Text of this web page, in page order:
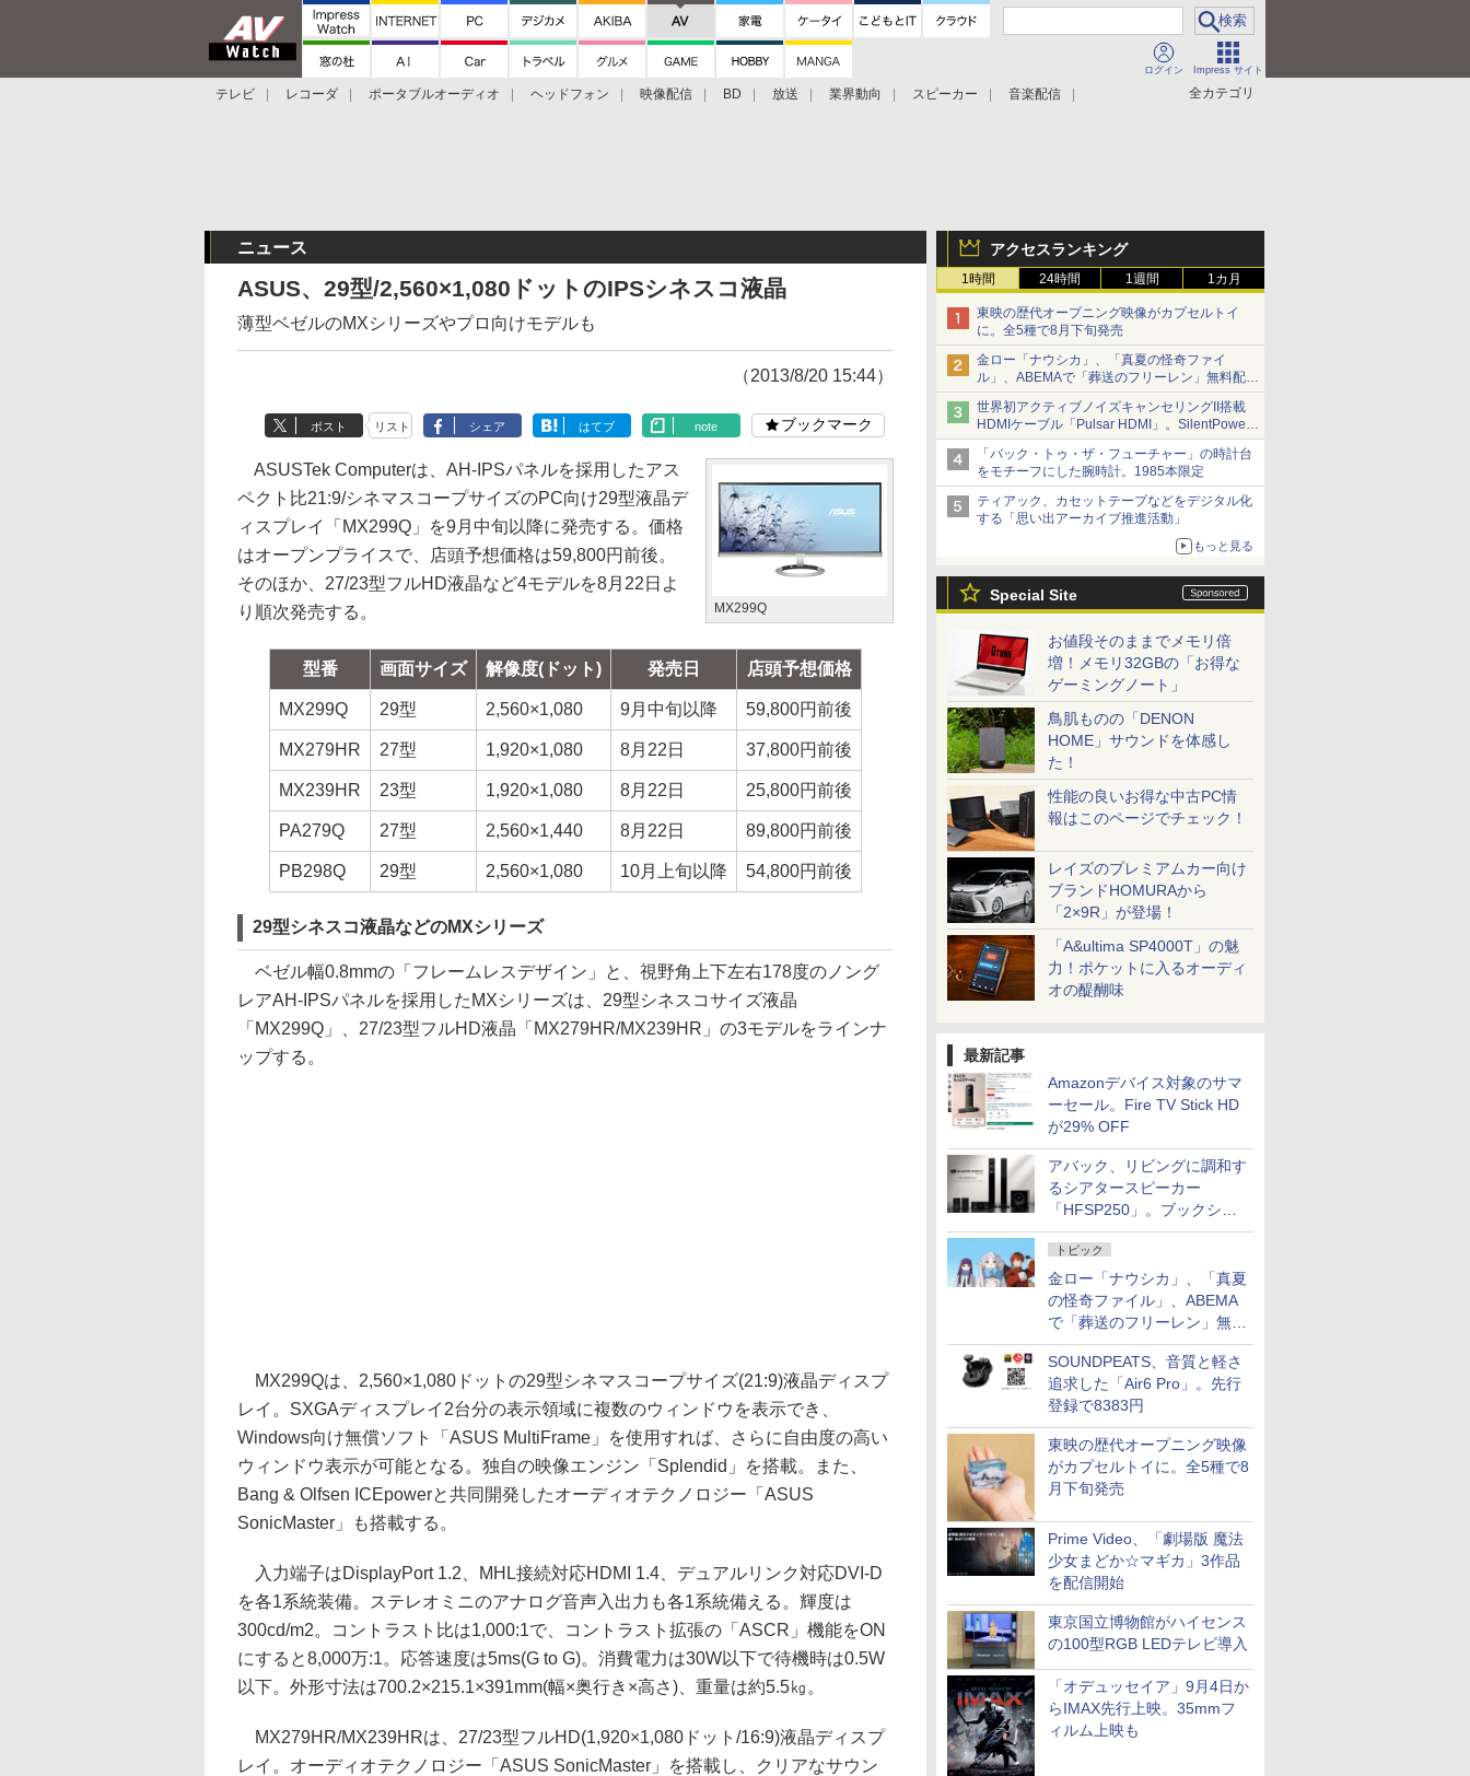
ログイン Impress サイト
全カテゴリ
テレビ レコーダ ポータブルオーディオ ヘッドフォン 映像配信 BD 放送 業界動向 スピーカー
音楽配信
アクセスランキング
1時間 24時間 1週間 1カ月
東映の歴代オープニング映像がカプセルトイ
に。全5種で8月下旬発売
金ロー「ナウシカ」、「真夏の怪奇ファイ
ル」、ABEMAで「葬送のフリーレン」無料配信
など。夏の特番・配信情報
世界初アクティブノイズキャンセリングII搭載
HDMIケーブル「Pulsar HDMI」。SilentPower
から
「バック・トゥ・ザ・フューチャー」の時計台
をモチーフにした腕時計。1985本限定
ティアック、カセットテープなどをデジタル化
する「思い出アーカイブ推進活動」
もっと見る
Special Site
お値段そのままでメモリ倍
増！メモリ32GBの「お得な
ゲーミングノート」
鳥肌ものの「DENON
HOME」サウンドを体感し
た！
性能の良いお得な中古PC情
報はこのページでチェック！
レイズのプレミアムカー向け
ブランドHOMURAから
「2×9R」が登場！
「A&ultima SP4000T」の魅
力！ポケットに入るオーディ
オの醍醐味
最新記事
Amazonデバイス対象のサマ
ーセール。Fire TV Stick HD
が29% OFF
アバック、リビングに調和す
るシアタースピーカー
「HFSP250」。ブックシェ
ルフはペア3万円以下
トピック
金ロー「ナウシカ」、「真夏
の怪奇ファイル」、ABEMA
で「葬送のフリーレン」無料
配信など。夏の特番・配信情
報
SOUNDPEATS、音質と軽さ
追求した「Air6 Pro」。先行
登録で8383円
東映の歴代オープニング映像
がカプセルトイに。全5種で8
月下旬発売
Prime Video、「劇場版 魔法
少女まどか☆マギカ」3作品
を配信開始
東京国立博物館がハイセンス
の100型RGB LEDテレビ導入
「オデュッセイア」9月4日か
らIMAX先行上映。35mmフ
ィルム上映も
ニュース
ASUS、29型/2,560×1,080ドットのIPSシネスコ液晶
薄型ベゼルのMXシリーズやプロ向けモデルも
（2013/8/20 15:44）
ポスト リスト シェア はてブ note ブックマーク
MX299Q
ASUSTek Computerは、AH-IPSパネルを採用したアス
ペクト比21:9/シネマスコープサイズのPC向け29型液晶デ
ィスプレイ「MX299Q」を9月中旬以降に発売する。価格
はオープンプライスで、店頭予想価格は59,800円前後。
そのほか、27/23型フルHD液晶など4モデルを8月22日よ
り順次発売する。
型番 画面サイズ 解像度(ドット) 発売日 店頭予想価格
MX299Q 29型 2,560×1,080 9月中旬以降 59,800円前後
MX279HR 27型 1,920×1,080 8月22日 37,800円前後
MX239HR 23型 1,920×1,080 8月22日 25,800円前後
PA279Q 27型 2,560×1,440 8月22日 89,800円前後
PB298Q 29型 2,560×1,080 10月上旬以降 54,800円前後
29型シネスコ液晶などのMXシリーズ
ベゼル幅0.8mmの「フレームレスデザイン」と、視野角上下左右178度のノング
レアAH-IPSパネルを採用したMXシリーズは、29型シネスコサイズ液晶
「MX299Q」、27/23型フルHD液晶「MX279HR/MX239HR」の3モデルをラインナ
ップする。
MX299Qは、2,560×1,080ドットの29型シネマスコープサイズ(21:9)液晶ディスプ
レイ。SXGAディスプレイ2台分の表示領域に複数のウィンドウを表示でき、
Windows向け無償ソフト「ASUS MultiFrame」を使用すれば、さらに自由度の高い
ウィンドウ表示が可能となる。独自の映像エンジン「Splendid」を搭載。また、
Bang & Olfsen ICEpowerと共同開発したオーディオテクノロジー「ASUS
SonicMaster」も搭載する。
入力端子はDisplayPort 1.2、MHL接続対応HDMI 1.4、デュアルリンク対応DVI-D
を各1系統装備。ステレオミニのアナログ音声入出力も各1系統備える。輝度は
300cd/m2。コントラスト比は1,000:1で、コントラスト拡張の「ASCR」機能をON
にすると8,000万:1。応答速度は5ms(G to G)。消費電力は30W以下で待機時は0.5W
以下。外形寸法は700.2×215.1×391mm(幅×奥行き×高さ)、重量は約5.5㎏。
MX279HR/MX239HRは、27/23型フルHD(1,920×1,080ドット/16:9)液晶ディスプ
レイ。オーディオテクノロジー「ASUS SonicMaster」を搭載し、クリアなサウン